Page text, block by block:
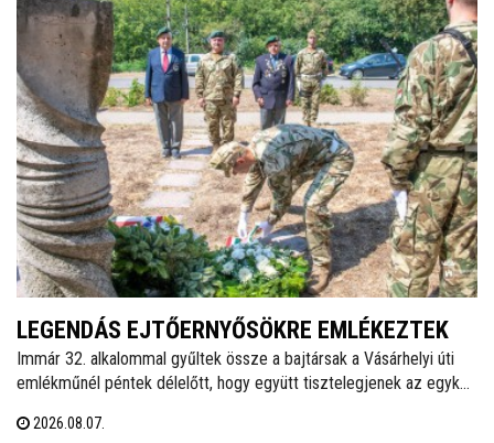
LEGENDÁS EJTŐERNYŐSÖKRE EMLÉKEZTEK
Immár 32. alkalommal gyűltek össze a bajtársak a Vásárhelyi úti
emlékműnél péntek délelőtt, hogy együtt tisztelegjenek az egykori
Veterán Repülők és Ejtőernyősök Fejér Megyei Egyesülete ezzel a
2026.08.07.